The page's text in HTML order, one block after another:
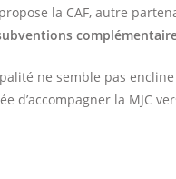
la CAF, autre
ne semble pas
d’accompagner la MJC